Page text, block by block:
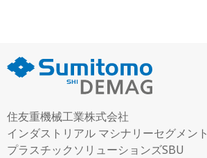
住友重機械工業株式会社
インダストリアル マシナリーセグメント
プラスチックソリューションズSBU